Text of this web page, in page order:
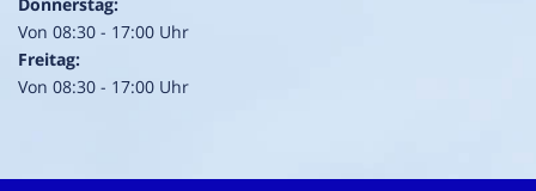
Von 08:30 - 17:00 Uhr
Freitag:
Von 08:30 - 17:00 Uhr